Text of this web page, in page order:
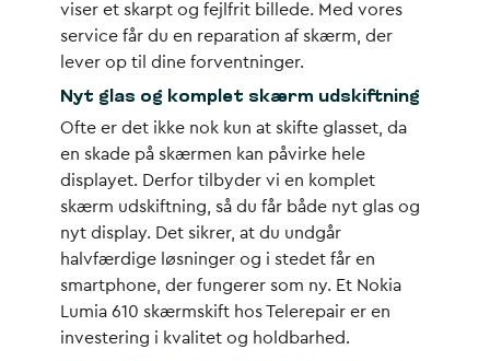
viser et skarpt og fejlfrit billede. Med vores
service får du en reparation af skærm, der
lever op til dine forventninger.
Nyt glas og komplet skærm udskiftning
Ofte er det ikke nok kun at skifte glasset, da
en skade på skærmen kan påvirke hele
displayet. Derfor tilbyder vi en komplet
skærm udskiftning, så du får både nyt glas og
nyt display. Det sikrer, at du undgår
halvfærdige løsninger og i stedet får en
smartphone, der fungerer som ny. Et Nokia
Lumia 610 skærmskift hos Telerepair er en
investering i kvalitet og holdbarhed.